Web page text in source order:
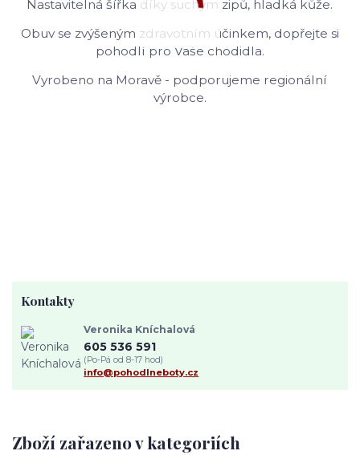
Nastavitelná šířka díky suchým zipů, hladká kůže.
Obuv se zvýšeným zdravotním účinkem, dopřejte si
pohodlí pro Vaše chodidla.
Vyrobeno na Moravě - podporujeme regionální
výrobce.
Zboží zařazeno v kategoriích
Kontakty
Veronika Kníchalová
605 536 591
(Po-Pá od 8-17 hod)
info@pohodlneboty.cz